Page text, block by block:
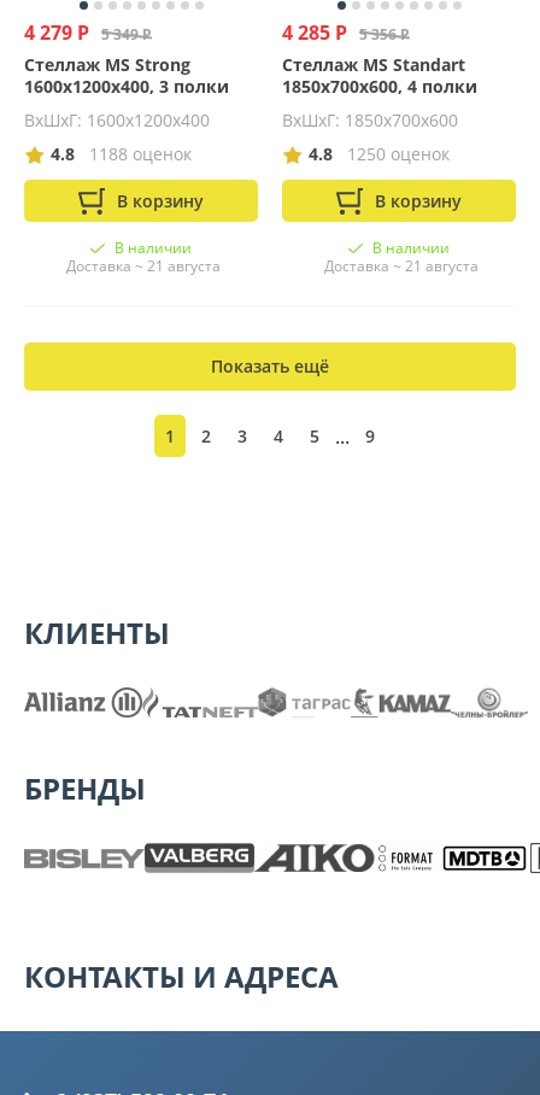
4 279 Р 5 349 Р
Стеллаж MS Strong
1600х1200х400, 3 полки
ВхШхГ: 1600x1200x400
4.8
1188 оценок
В корзину
В наличии
Доставка ~ 21 августа
4 285 Р 5 356 Р
Стеллаж MS Standart
1850х700х600, 4 полки
ВхШхГ: 1850x700x600
4.8
1250 оценок
В корзину
В наличии
Доставка ~ 21 августа
Показать ещё
1 2 3 4 5 ... 9
КЛИЕНТЫ
БРЕНДЫ
КОНТАКТЫ И АДРЕСА